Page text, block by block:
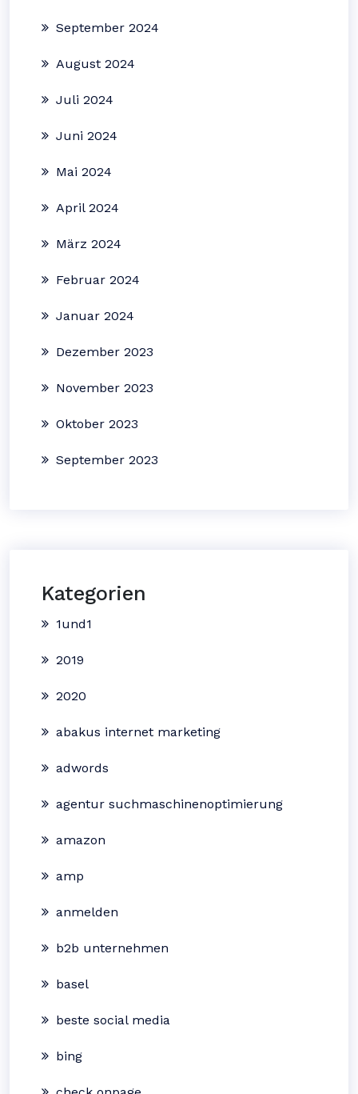
September 2024
August 2024
Juli 2024
Juni 2024
Mai 2024
April 2024
März 2024
Februar 2024
Januar 2024
Dezember 2023
November 2023
Oktober 2023
September 2023
Kategorien
1und1
2019
2020
abakus internet marketing
adwords
agentur suchmaschinenoptimierung
amazon
amp
anmelden
b2b unternehmen
basel
beste social media
bing